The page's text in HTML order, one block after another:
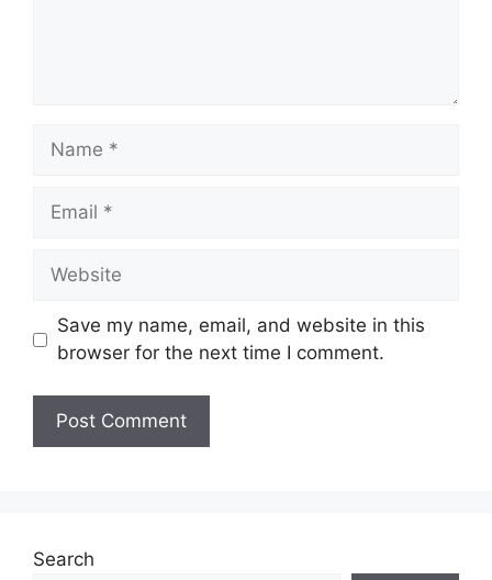
Name
Email
Website
Save my name, email, and website in this
browser for the next time I comment.
Search